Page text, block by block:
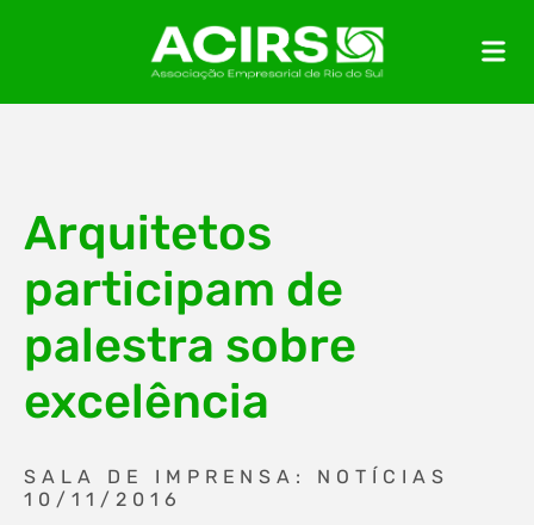
Arquitetos
participam de
palestra sobre
excelência
SALA DE IMPRENSA: NOTÍCIAS
10/11/2016